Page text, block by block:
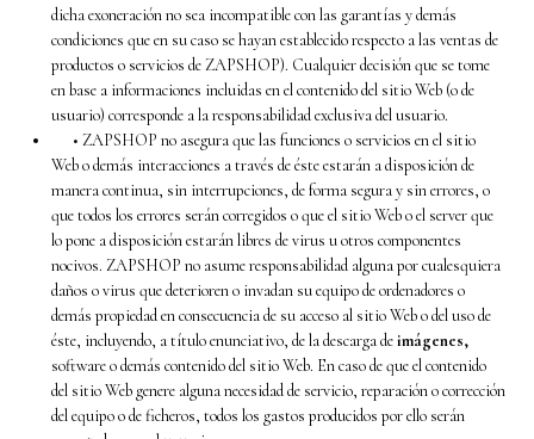
dicha exoneración no sea incompatible con las garantías y demás
condiciones que en su caso se hayan establecido respecto a las ventas de
productos o servicios de ZAPSHOP). Cualquier decisión que se tome
en base a informaciones incluidas en el contenido del sitio Web (o de
usuario) corresponde a la responsabilidad exclusiva del usuario.
• ZAPSHOP no asegura que las funciones o servicios en el sitio
Web o demás interacciones a través de éste estarán a disposición de
manera continua, sin interrupciones, de forma segura y sin errores, o
que todos los errores serán corregidos o que el sitio Web o el server que
lo pone a disposición estarán libres de virus u otros componentes
nocivos. ZAPSHOP no asume responsabilidad alguna por cualesquiera
daños o virus que deterioren o invadan su equipo de ordenadores o
demás propiedad en consecuencia de su acceso al sitio Web o del uso de
éste, incluyendo, a título enunciativo, de la descarga deimágenes,
software o demás contenido del sitio Web. En caso de que el contenido
del sitio Web genere alguna necesidad de servicio, reparación o corrección
del equipo o de ficheros, todos los gastos producidos por ello serán